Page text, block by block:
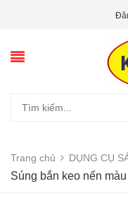
Trang chủ DỤNG CỤ
Súng bắn keo nến